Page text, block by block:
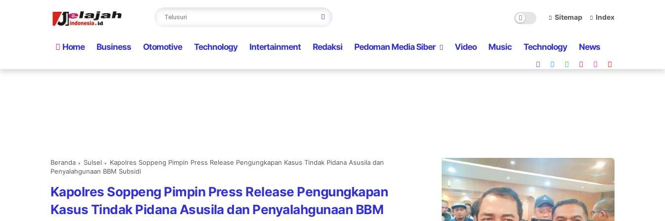
Sitemap Index
Home Business Otomotive Technology Intertainment Redaksi Pedoman Media Siber Video Music Technology News
Beranda Sulsel
Kapolres Soppeng Pimpin Press Release Pengungkapan Kasus Tindak Pidana Asusila dan
Penyalahgunaan BBM Subsidi
Kapolres Soppeng Pimpin Press Release Pengungkapan
Kasus Tindak Pidana Asusila dan Penyalahgunaan BBM